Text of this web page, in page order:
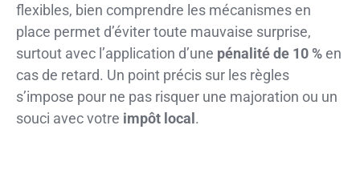
flexibles, bien comprendre les mécanismes en
place permet d’éviter toute mauvaise surprise,
surtout avec l’application d’une pénalité de 10 %en
cas de retard. Un point précis sur les règles
s’impose pour ne pas risquer une majoration ou un
souci avec votre impôt local.